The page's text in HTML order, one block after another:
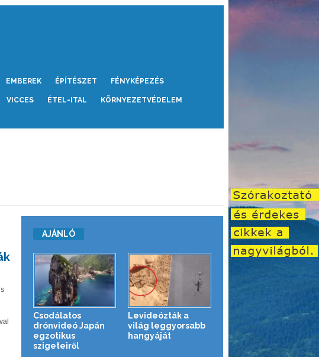
EMBEREK ÉPÍTÉSZET FÉNYKÉPEZÉS
VICCES ÉTEL-ITAL KÖRNYEZETVÉDELEM
AJÁNLÓ
Csodálatos
drónvideó Japán
egzotikus
szigeteiről
Levideózták a
világ leggyorsabb
hangyáját